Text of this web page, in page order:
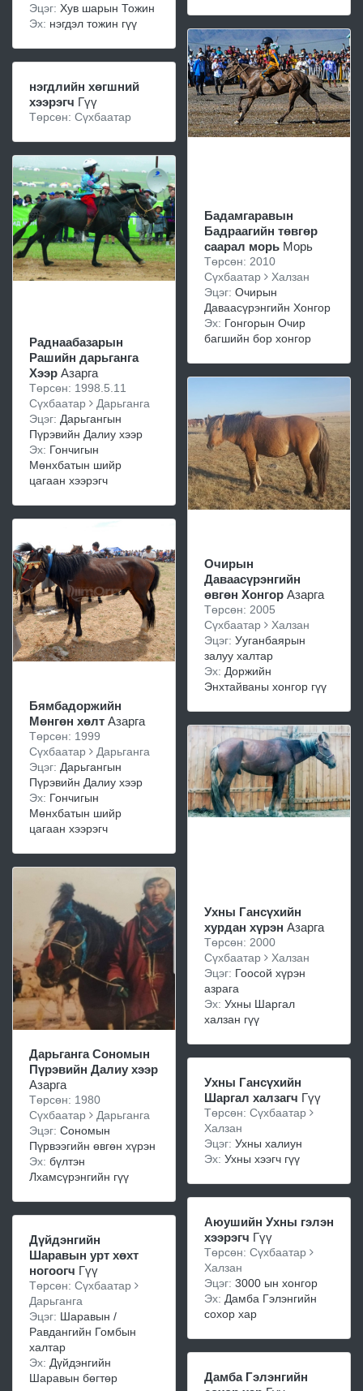
Эцэг: Хув шарын Тожин
Эх: нэгдэл тожин гүү
нэгдлийн хөгшний
хээрэгч Гүү
Төрсөн: Сүхбаатар
Раднаабазарын
Рашийн дарьганга
Хээр Азарга
Төрсөн: 1998.5.11
Сүхбаатар
Дарьганга
Эцэг: Дарьгангын
Пүрэвийн Далиу хээр
Эх: Гончигын
Мөнхбатын шийр
цагаан хээрэгч
Бямбадоржийн
Мөнгөн хөлт Азарга
Төрсөн: 1999
Сүхбаатар
Дарьганга
Эцэг: Дарьгангын
Пүрэвийн Далиу хээр
Эх: Гончигын
Мөнхбатын шийр
цагаан хээрэгч
Дарьганга Сономын
Пүрэвийн Далиу хээр
Азарга
Төрсөн: 1980
Сүхбаатар
Дарьганга
Эцэг: Сономын
Пүрвээгийн өвгөн хүрэн
Эх: бүлтэн
Лхамсүрэнгийн гүү
Дүйдэнгийн
Шаравын урт хөхт
ногоогч Гүү
Төрсөн: Сүхбаатар
Дарьганга
Эцэг: Шаравын /
Равдангийн Гомбын
халтар
Эх: Дүйдэнгийн
Шаравын бөгтөр
Бадамгаравын
Бадраагийн төвгөр
саарал морь Морь
Төрсөн: 2010
Сүхбаатар
Халзан
Эцэг: Очирын
Даваасүрэнгийн Хонгор
Эх: Гонгорын Очир
багшийн бор хонгор
Очирын
Даваасүрэнгийн
өвгөн Хонгор Азарга
Төрсөн: 2005
Сүхбаатар
Халзан
Эцэг: Ууганбаярын
залуу халтар
Эх: Доржийн
Энхтайваны хонгор гүү
Ухны Гансүхийн
хурдан хүрэн Азарга
Төрсөн: 2000
Сүхбаатар
Халзан
Эцэг: Гоосой хүрэн
азрага
Эх: Ухны Шаргал
халзан гүү
Ухны Гансүхийн
Шаргал халзагч Гүү
Төрсөн: Сүхбаатар
Халзан
Эцэг: Ухны халиун
Эх: Ухны хээгч гүү
Аюушийн Ухны гэлэн
хээрэгч Гүү
Төрсөн: Сүхбаатар
Халзан
Эцэг: 3000 ын хонгор
Эх: Дамба Гэлэнгийн
сохор хар
Дамба Гэлэнгийн